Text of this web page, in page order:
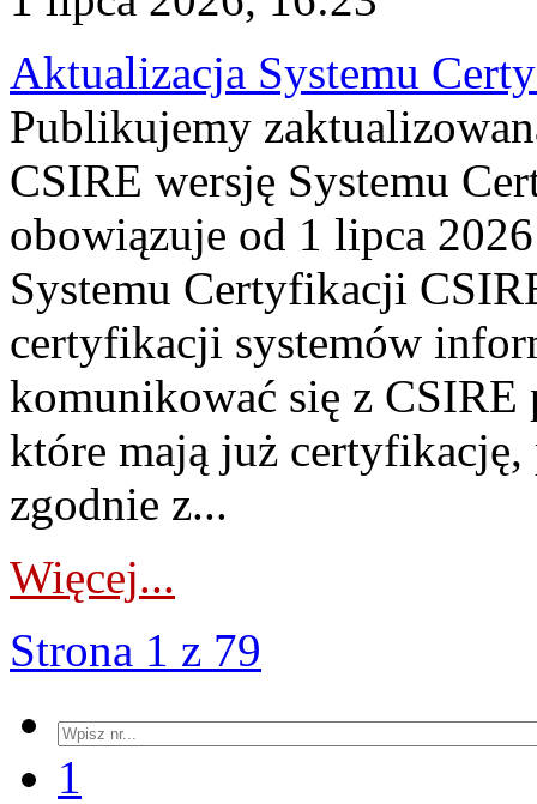
Aktualizacja Systemu
Publikujemy
CSIRE wersję Systemu
obowiązuje od 1 lipca
Systemu Certyfikacji
certyfikacji systemów
komunikować się z
które mają już
zgodnie z...
Więcej...
Strona 1 z 79
1